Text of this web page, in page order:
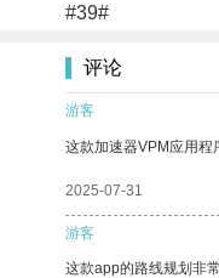
#39#
评论
游客
这款加速器VPM应用程
2025-07-31
游客
这款app的路线规划非